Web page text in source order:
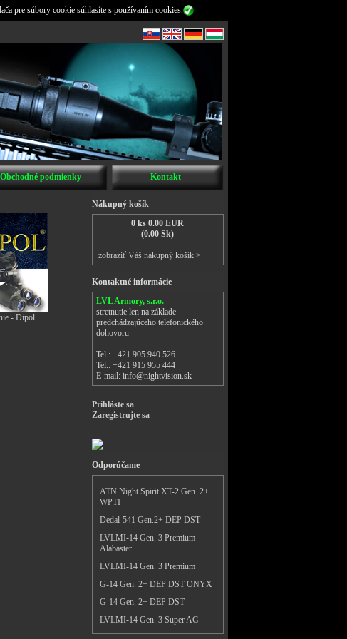
pre súbory cookie súhlasíte s používaním cookies.
Obchodné podmienky Kontakt
- Dipol
Nákupný košík
0 ks 0.00 EUR
(0.00 Sk)
zobraziť Váš nákupný košík >
Kontaktné informácie
LVL Armory, s.r.o.
stretnutie len na základe
predchádzajúceho telefonického
dohovoru
Tel.: +421 905 940 526
Tel.: +421 915 955 444
E-mail: info@nightvision.sk
Prihláste sa
Zaregistrujte sa
Odporúčame
ATN Night Spirit XT-2 Gen. 2+
WPTI
Dedal-541 Gen.2+ DEP DST
LVLMI-14 Gen. 3 Premium
Alabaster
LVLMI-14 Gen. 3 Premium
G-14 Gen. 2+ DEP DST ONYX
G-14 Gen. 2+ DEP DST
LVLMI-14 Gen. 3 Super AG